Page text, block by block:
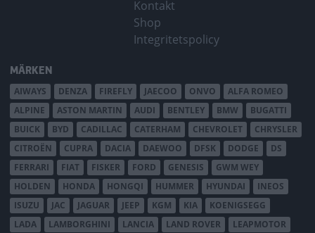
Kontakt
Shop
Integritetspolicy
MÄRKEN
AIWAYS DENZA FIREFLY JAECOO ONVO
ALFA ROMEO
ALPINE
ASTON MARTIN AUDI BENTLEY BMW
BUGATTI
BUICK
BYD CADILLAC CATERHAM CHEVROLET
CHRYSLER
CITROËN
CUPRA DACIA DAEWOO DFSK DODGE
DS
FERRARI
FIAT FISKER FORD GENESIS
GWM WEY
HOLDEN
HONDA HONGQI HUMMER HYUNDAI
INEOS
ISUZU
JAC JAGUAR JEEP KGM KIA
KOENIGSEGG
LADA
LAMBORGHINI LANCIA LAND ROVER LEAPMOTOR